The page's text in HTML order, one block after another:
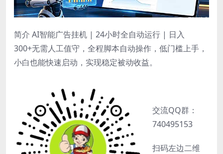
简介 AI智能广告挂机 | 24小时全自动运行 | 日入
300+无需人工值守，全程脚本自动操作，低门槛上手，
小白也能快速启动，实现稳定被动收益。
交流QQ群：
740495153
扫码左边二维